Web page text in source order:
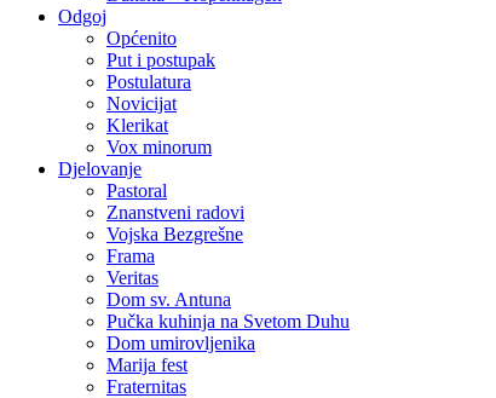
Odgoj
Općenito
Put i postupak
Postulatura
Novicijat
Klerikat
Vox minorum
Djelovanje
Pastoral
Znanstveni radovi
Vojska Bezgrešne
Frama
Veritas
Dom sv. Antuna
Pučka kuhinja na Svetom Duhu
Dom umirovljenika
Marija fest
Fraternitas